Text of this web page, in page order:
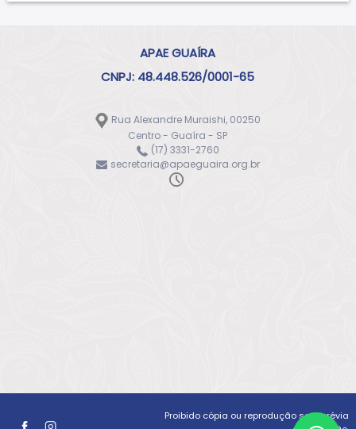
APAE GUAÍRA
CNPJ: 48.448.526/0001-65
Rua Alexandre Muraishi, 00250
Centro - Guaíra - SP
(17) 3331-2760
secretaria@apaeguaira.org.br
Proibido cópia ou reprodução sem prévia